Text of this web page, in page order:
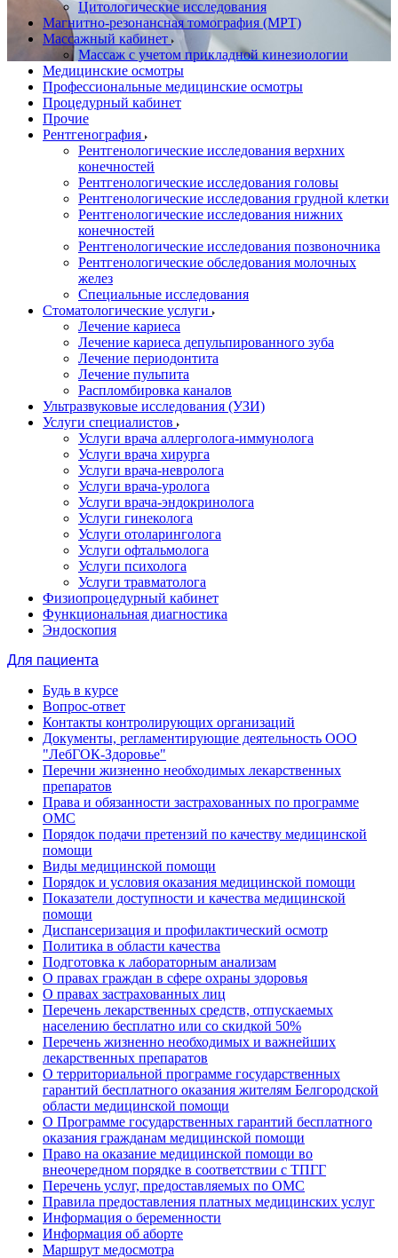
Цитологические исследования
Магнитно-резонансная томография (МРТ)
Массажный кабинет
Массаж с учетом прикладной кинезиологии
Медицинские осмотры
Профессиональные медицинские осмотры
Процедурный кабинет
Прочие
Рентгенография
Рентгенологические исследования верхних
конечностей
Рентгенологические исследования головы
Рентгенологические исследования грудной клетки
Рентгенологические исследования нижних
конечностей
Рентгенологические исследования позвоночника
Рентгенологические обследования молочных
желез
Специальные исследования
Стоматологические услуги
Лечение кариеса
Лечение кариеса депульпированного зуба
Лечение периодонтита
Лечение пульпита
Распломбировка каналов
Ультразвуковые исследования (УЗИ)
Услуги специалистов
Услуги врача аллерголога-иммунолога
Услуги врача хирурга
Услуги врача-невролога
Услуги врача-уролога
Услуги врача-эндокринолога
Услуги гинеколога
Услуги отоларинголога
Услуги офтальмолога
Услуги психолога
Услуги травматолога
Физиопроцедурный кабинет
Функциональная диагностика
Эндоскопия
Для пациента
Будь в курсе
Вопрос-ответ
Контакты контролирующих организаций
Документы, регламентирующие деятельность ООО
"ЛебГОК-Здоровье"
Перечни жизненно необходимых лекарственных
препаратов
Права и обязанности застрахованных по программе
ОМС
Порядок подачи претензий по качеству медицинской
помощи
Виды медицинской помощи
Порядок и условия оказания медицинской помощи
Показатели доступности и качества медицинской
помощи
Диспансеризация и профилактический осмотр
Политика в области качества
Подготовка к лабораторным анализам
О правах граждан в сфере охраны здоровья
О правах застрахованных лиц
Перечень лекарственных средств, отпускаемых
населению бесплатно или со скидкой 50%
Перечень жизненно необходимых и важнейших
лекарственных препаратов
О территориальной программе государственных
гарантий бесплатного оказания жителям Белгородской
области медицинской помощи
О Программе государственных гарантий бесплатного
оказания гражданам медицинской помощи
Право на оказание медицинской помощи во
внеочередном порядке в соответствии с ТПГГ
Перечень услуг, предоставляемых по ОМС
Правила предоставления платных медицинских услуг
Информация о беременности
Информация об аборте
Маршрут медосмотра